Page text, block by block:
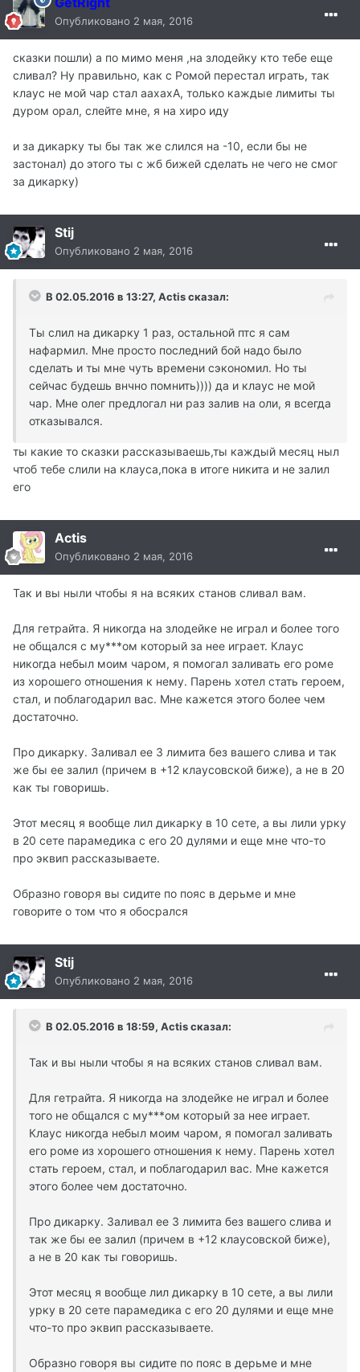
Опубликовано 2 мая, 2016
сказки пошли) а по мимо меня ,на злодейку кто тебе еще
сливал? Ну правильно, как с Ромой перестал играть, так
клаус не мой чар стал аахахА, только каждые лимиты ты
дуром орал, слейте мне, я на хиро иду
и за дикарку ты бы так же слился на -10, если бы не
застонал) до этого ты с жб бижей сделать не чего не смог
за дикарку)
Stij
Опубликовано 2 мая, 2016
В 02.05.2016 в 13:27, Actis сказал:
Ты слил на дикарку 1 раз, остальной птс я сам
нафармил. Мне просто последний бой надо было
сделать и ты мне чуть времени сэкономил. Но ты
сейчас будешь внчно помнить)))) да и клаус не мой
чар. Мне олег предлогал ни раз залив на оли, я всегда
отказывался.
ты какие то сказки рассказываешь,ты каждый месяц ныл
чтоб тебе слили на клауса,пока в итоге никита и не залил
его
Actis
Опубликовано 2 мая, 2016
Так и вы ныли чтобы я на всяких станов сливал вам.
Для гетрайта. Я никогда на злодейке не играл и более того
не общался с му***ом который за нее играет. Клаус
никогда небыл моим чаром, я помогал заливать его роме
из хорошего отношения к нему. Парень хотел стать героем,
стал, и поблагодарил вас. Мне кажется этого более чем
достаточно.
Про дикарку. Заливал ее 3 лимита без вашего слива и так
же бы ее залил (причем в +12 клаусовской биже), а не в 20
как ты говоришь.
Этот месяц я вообще лил дикарку в 10 сете, а вы лили урку
в 20 сете парамедика с его 20 дулями и еще мне что-то
про эквип рассказываете.
Образно говоря вы сидите по пояс в дерьме и мне
говорите о том что я обосрался
Stij
Опубликовано 2 мая, 2016
В 02.05.2016 в 18:59, Actis сказал:
Так и вы ныли чтобы я на всяких станов сливал вам.
Для гетрайта. Я никогда на злодейке не играл и более
того не общался с му***ом который за нее играет.
Клаус никогда небыл моим чаром, я помогал заливать
его роме из хорошего отношения к нему. Парень хотел
стать героем, стал, и поблагодарил вас. Мне кажется
этого более чем достаточно.
Про дикарку. Заливал ее 3 лимита без вашего слива и
так же бы ее залил (причем в +12 клаусовской биже),
а не в 20 как ты говоришь.
Этот месяц я вообще лил дикарку в 10 сете, а вы лили
урку в 20 сете парамедика с его 20 дулями и еще мне
что-то про эквип рассказываете.
Образно говоря вы сидите по пояс в дерьме и мне